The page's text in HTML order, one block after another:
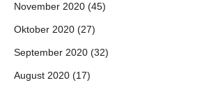
November 2020 (45)
Oktober 2020 (27)
September 2020 (32)
August 2020 (17)